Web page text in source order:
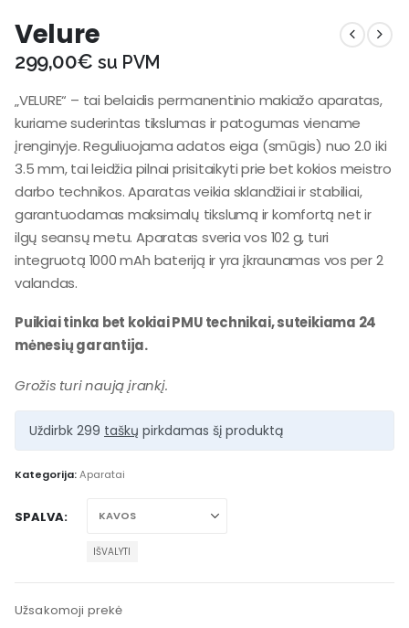
Velure
299,00€ su PVM
„VELURE“ – tai belaidis permanentinio makiažo aparatas,
kuriame suderintas tikslumas ir patogumas viename
įrenginyje. Reguliuojama adatos eiga (smūgis) nuo 2.0 iki
3.5 mm, tai leidžia pilnai prisitaikyti prie bet kokios meistro
darbo technikos. Aparatas veikia sklandžiai ir stabiliai,
garantuodamas maksimalų tikslumą ir komfortą net ir
ilgų seansų metu. Aparatas sveria vos 102 g, turi
integruotą 1000 mAh bateriją ir yra įkraunamas vos per 2
valandas.
Puikiai tinka bet kokiai PMU technikai, suteikiama 24
mėnesių garantija.
Grožis turi naują įrankį.
Uždirbk 299 taškų pirkdamas šį produktą
Kategorija:Aparatai
SPALVA
IŠVALYTI
Užsakomoji prekė